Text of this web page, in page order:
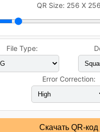
QR Size: 256 X 256
File Type:
Error Correction:
Скачать QR-код